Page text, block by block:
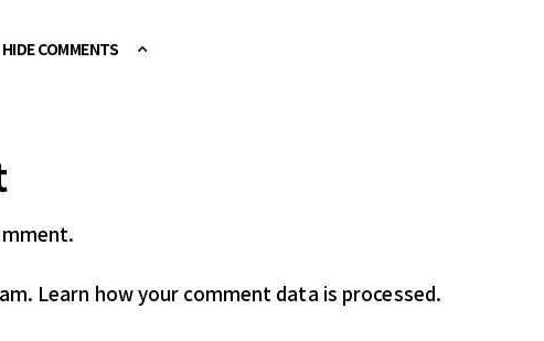
HIDE COMMENTS
Learn how your comment data is processed.